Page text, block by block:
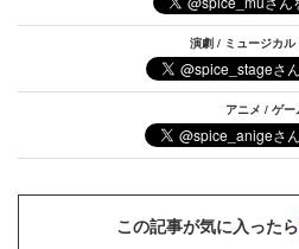
演劇 / ミュージカル
アニメ / ゲー
この記事が気に入ったら